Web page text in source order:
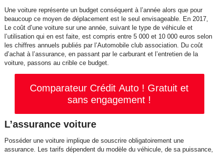
Une voiture représente un budget conséquent à l’année alors que pour
beaucoup ce moyen de déplacement est le seul envisageable. En 2017,
Le coût d’une voiture sur une année, suivant le type de véhicule et
l’utilisation qui en est faite, est compris entre 5 000 et 10 000 euros selon
les chiffres annuels publiés par l’Automobile club association. Du coût
d’achat à l’assurance, en passant par le carburant et l’entretien de la
voiture, passons au crible ce budget.
Comparateur Crédit Auto ! Gratuit et
sans engagement !
L’assurance voiture
Posséder une voiture implique de souscrire obligatoirement une
assurance. Les tarifs dépendent du modèle du véhicule, de sa puissance,